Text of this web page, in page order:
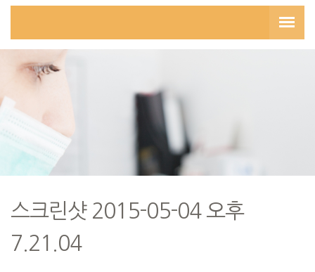
스크린샷 2015-05-04 오후
7.21.04